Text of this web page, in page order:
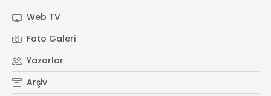
Web TV
Foto Galeri
Yazarlar
Arşiv